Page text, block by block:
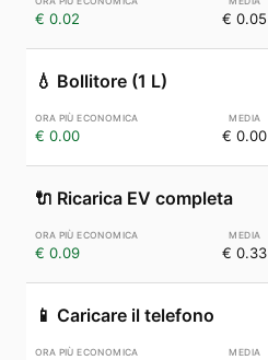
€ 0.02 € 0.05
💧 Bollitore (1 L)
€ 0.00 € 0.00
🔌 Ricarica EV completa
€ 0.09 € 0.33
📱 Caricare il telefono